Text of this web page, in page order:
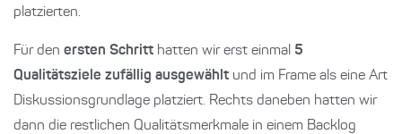
platzierten.
Für den ersten Schritt hatten wir erst einmal 5
Qualitätsziele zufällig ausgewählt und im Frame als eine Art
Diskussionsgrundlage platziert. Rechts daneben hatten wir
dann die restlichen Qualitätsmerkmale in einem Backlog